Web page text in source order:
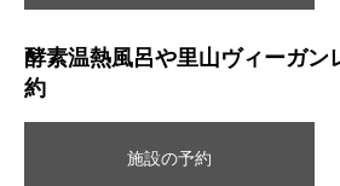
酵素温熱風呂や里山ヴィーガン
約
施設の予約